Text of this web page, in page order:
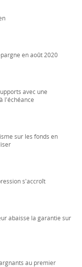
en août 2020
avec une
l'échéance
sur les fonds en
s'accroît
abaisse la garantie sur
au premier